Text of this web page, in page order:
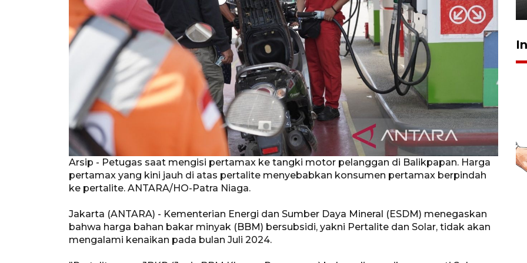
Arsip - Petugas saat mengisi pertamax ke tangki motor pelanggan di Balikpapan. Harga
pertamax yang kini jauh di atas pertalite menyebabkan konsumen pertamax berpindah
ke pertalite. ANTARA/HO-Patra Niaga.
Jakarta (ANTARA) - Kementerian Energi dan Sumber Daya Mineral (ESDM) menegaskan
bahwa harga bahan bakar minyak (BBM) bersubsidi, yakni Pertalite dan Solar, tidak akan
mengalami kenaikan pada bulan Juli 2024.
20 Juli 2026 19:03